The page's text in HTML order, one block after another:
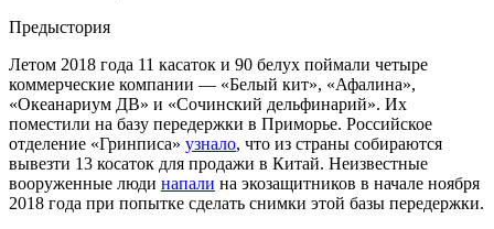
Предыстория
Летом 2018 года 11 касаток и 90 белух поймали четыре
коммерческие компании — «Белый кит», «Афалина»,
«Океанариум ДВ» и «Сочинский дельфинарий». Их
поместили на базу передержки в Приморье. Российское
отделение «Гринписа» узнало, что из страны собираются
вывезти 13 косаток для продажи в Китай. Неизвестные
вооруженные люди напали на экозащитников в начале ноября
2018 года при попытке сделать снимки этой базы передержки.